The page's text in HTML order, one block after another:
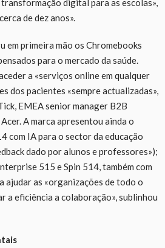
de dez anos».
em primeira mão os Chromebooks
para o mercado da saúde.
a «serviços online em qualquer
dos pacientes «sempre actualizadas»,
EMEA senior manager B2B
A marca apresentou ainda o
com IA para o sector da educação
dado por alunos e professores»);
515 e Spin 514, também com
as «organizações de todo o
a eficiência a colaboração», sublinhou